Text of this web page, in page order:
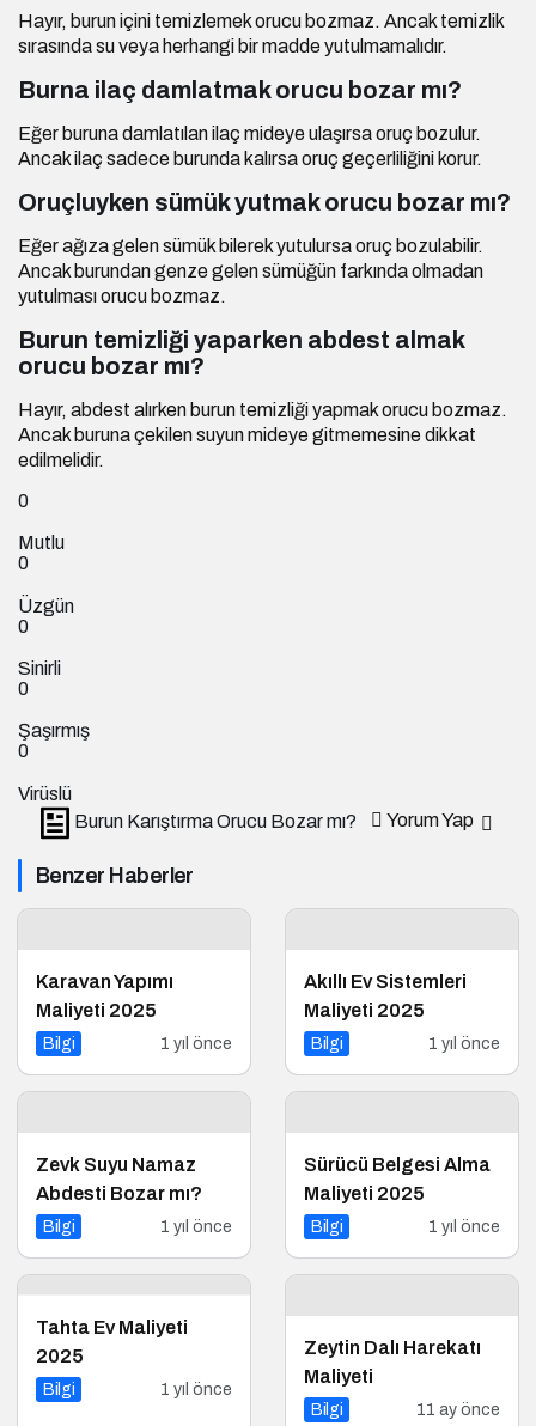
Hayır, burun içini temizlemek orucu bozmaz. Ancak temizlik
sırasında su veya herhangi bir madde yutulmamalıdır.
Burna ilaç damlatmak orucu bozar mı?
Eğer buruna damlatılan ilaç mideye ulaşırsa oruç bozulur.
Ancak ilaç sadece burunda kalırsa oruç geçerliliğini korur.
Oruçluyken sümük yutmak orucu bozar mı?
Eğer ağıza gelen sümük bilerek yutulursa oruç bozulabilir.
Ancak burundan genze gelen sümüğün farkında olmadan
yutulması orucu bozmaz.
Burun temizliği yaparken abdest almak
orucu bozar mı?
Hayır, abdest alırken burun temizliği yapmak orucu bozmaz.
Ancak buruna çekilen suyun mideye gitmemesine dikkat
edilmelidir.
0
Mutlu
0
Üzgün
0
Sinirli
0
Şaşırmış
0
Virüslü
Burun Karıştırma Orucu Bozar mı?
Yorum Yap
Benzer Haberler
Karavan Yapımı
Maliyeti 2025
Bilgi 1 yıl önce
Akıllı Ev Sistemleri
Maliyeti 2025
Bilgi 1 yıl önce
Zevk Suyu Namaz
Abdesti Bozar mı?
Bilgi 1 yıl önce
Sürücü Belgesi Alma
Maliyeti 2025
Bilgi 1 yıl önce
Tahta Ev Maliyeti
2025
Bilgi 1 yıl önce
Zeytin Dalı Harekatı
Maliyeti
Bilgi 11 ay önce